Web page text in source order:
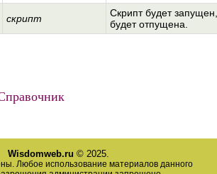
скрипт
Скрипт будет
будет отпущена.
Wisdomweb.ru © 2025.
Любое использование материалов данного